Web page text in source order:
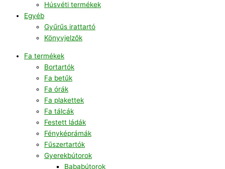
Húsvéti termékek
Egyéb
Gyűrűs irattartó
Könyvjelzők
Fa termékek
Bortartók
Fa betűk
Fa órák
Fa plakettek
Fa tálcák
Festett ládák
Fényképrámák
Fűszertartók
Gyerekbútorok
Bababútorok